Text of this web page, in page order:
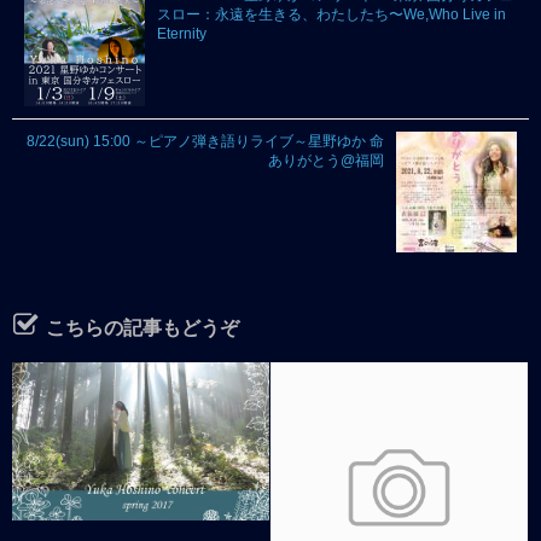
スロー：永遠を生きる、わたしたち〜We,Who Live in
Eternity
8/22(sun) 15:00 ～ピアノ弾き語りライブ～星野ゆか 命
ありがとう@福岡
こちらの記事もどうぞ